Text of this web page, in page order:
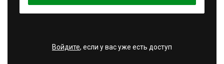
Войдите, если у вас уже есть доступ